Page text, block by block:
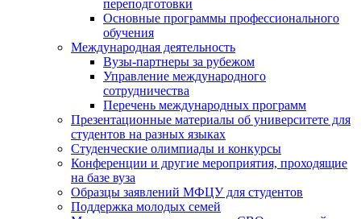
переподготовки
Основные программы профессионального
обучения
Международная деятельность
Вузы-партнеры за рубежом
Управление международного
сотрудничества
Перечень международных программ
Презентационные материалы об университете для
студентов на разных языках
Студенческие олимпиады и конкурсы
Конференции и другие мероприятия, проходящие
на базе вуза
Образцы заявлений МФЦУ для студентов
Поддержка молодых семей